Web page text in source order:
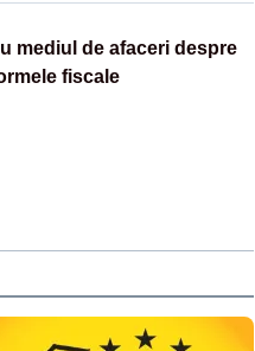
mediul de afaceri despre
fiscale